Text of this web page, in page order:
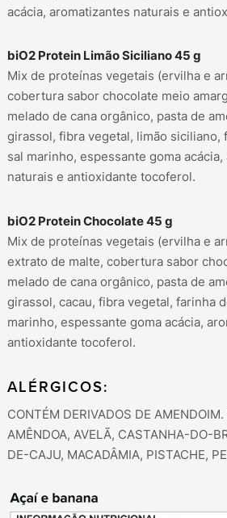
Procurar
por:
acácia, aromatizantes naturais e
biO2 Protein Limão Siciliano 45 g
Mix de proteínas vegetais (ervilha e
cobertura sabor chocolate meio
melado de cana orgânico, pasta de
girassol, fibra vegetal, limão siciliano,
sal marinho, espessante goma
naturais e antioxidante tocoferol.
biO2 Protein Chocolate 45 g
Mix de proteínas vegetais (ervilha e
extrato de malte, cobertura sabor
melado de cana orgânico, pasta de
girassol, cacau, fibra vegetal, farinha
marinho, espessante goma acácia,
antioxidante tocoferol.
ALÉRGICOS:
CONTÉM DERIVADOS DE
AMÊNDOA, AVELÃ, CASTANHA-DO-
DE-CAJU, MACADÂMIA, PISTACHE,